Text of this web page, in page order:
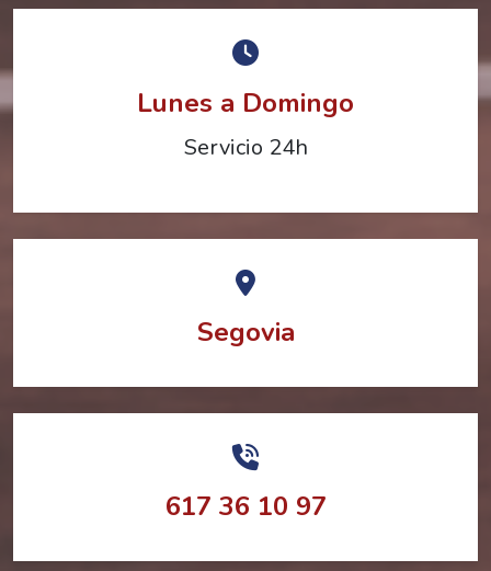
Lunes a Domingo
Servicio 24h
Segovia
617 36 10 97